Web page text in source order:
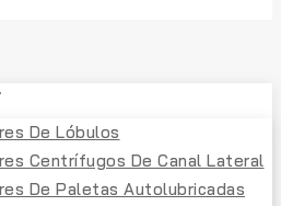
De Lóbulos
Centrífugos De Canal Lateral
De Paletas Autolubricadas